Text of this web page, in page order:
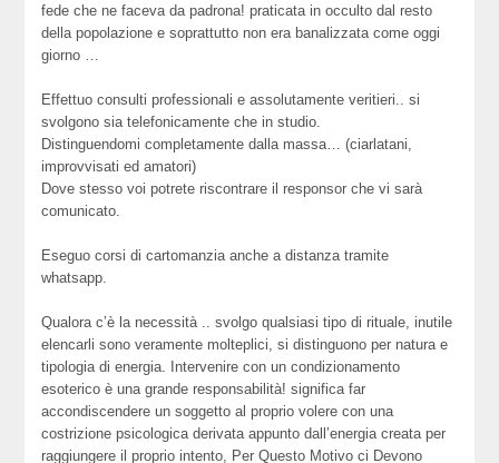
fede che ne faceva da padrona! praticata in occulto dal resto
della popolazione e soprattutto non era banalizzata come oggi
giorno …
Effettuo consulti professionali e assolutamente veritieri.. si
svolgono sia telefonicamente che in studio.
Distinguendomi completamente dalla massa… (ciarlatani,
improvvisati ed amatori)
Dove stesso voi potrete riscontrare il responsor che vi sarà
comunicato.
Eseguo corsi di cartomanzia anche a distanza tramite
whatsapp.
Qualora c’è la necessità .. svolgo qualsiasi tipo di rituale, inutile
elencarli sono veramente molteplici, si distinguono per natura e
tipologia di energia. Intervenire con un condizionamento
esoterico è una grande responsabilità! significa far
accondiscendere un soggetto al proprio volere con una
costrizione psicologica derivata appunto dall’energia creata per
raggiungere il proprio intento, Per Questo Motivo ci Devono